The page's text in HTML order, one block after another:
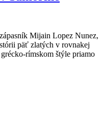
Mijain Lopez Nunez,
päť zlatých v rovnakej
rímskom štýle priamo